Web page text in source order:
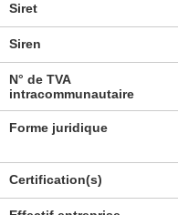
Siret
Siren
N° de TVA
intracommunautaire
Forme juridique
Certification(s)